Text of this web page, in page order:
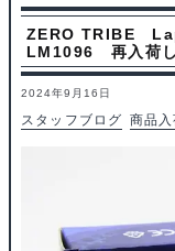
ZERO TRIBE
LM1096 再入荷
2024年9月16日
スタッフブログ 商品入